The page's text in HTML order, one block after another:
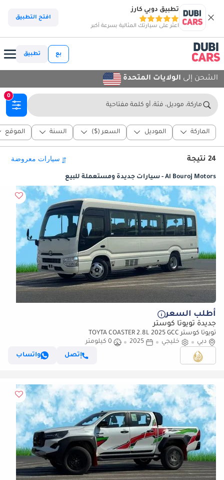
تطبيق دوبي كارز
اعثر على سيارتك المثالية بسرعة أكبر
افتح التطبيق
بع تطبيق
الشحن إلى الولايات المتحدة
ماركة، موديل، فئة، أو كلمة مفتاحية
0
الماركة الموديل السعر ($) السنة الموقع
24 نتيجة
Al Bouroj Motors - سيارات جديدة ومستعملة للبيع
أطلب السعر
جديدة تويوتا كوستر
تويوتا كوستر TOYTA COASTER 2.8L 2025 GCC
دبي
خليجي 2025
0 كيلومتر
إتصل
واتساب